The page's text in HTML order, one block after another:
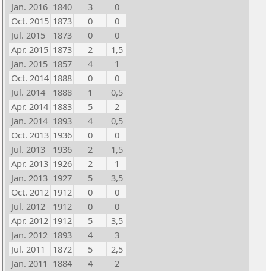
Jan. 2016 1840 3
0
Oct. 2015 1873 0
0
Jul. 2015
1873 0
0
Apr. 2015 1873 2
1,5
Jan. 2015 1857 4
1
Oct. 2014 1888 0
0
Jul. 2014
1888 1
0,5
Apr. 2014 1883 5
2
Jan. 2014 1893 4
0,5
Oct. 2013 1936 0
0
Jul. 2013
1936 2
1,5
Apr. 2013 1926 2
1
Jan. 2013 1927 5
3,5
Oct. 2012 1912 0
0
Jul. 2012
1912 0
0
Apr. 2012 1912 5
3,5
Jan. 2012 1893 4
3
Jul. 2011
1872 5
2,5
Jan. 2011 1884 4
2